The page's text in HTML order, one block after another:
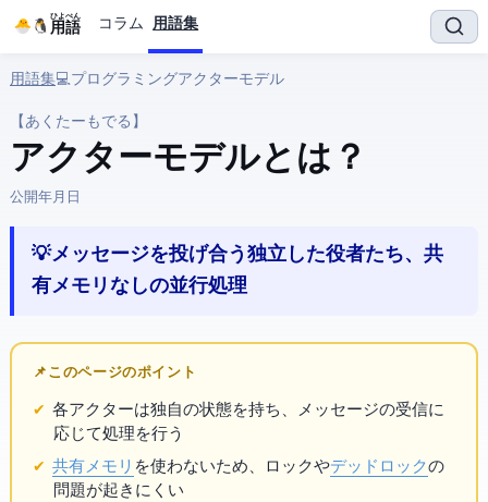
IT用語
ひよぺん コラム 用語集
用語集› 💻 プログラミング › アクターモデル
【あくたーもでる】
アクターモデル とは？
公開:2026年3月29日
💡 メッセージを投げ合う独立した役者たち、共
有メモリなしの並行処理
📌 このページのポイント
各アクターは独自の状態を持ち、メッセージの受信に
応じて処理を行う
共有メモリ を使わないため、ロックやデッドロックの
問題が起きにくい